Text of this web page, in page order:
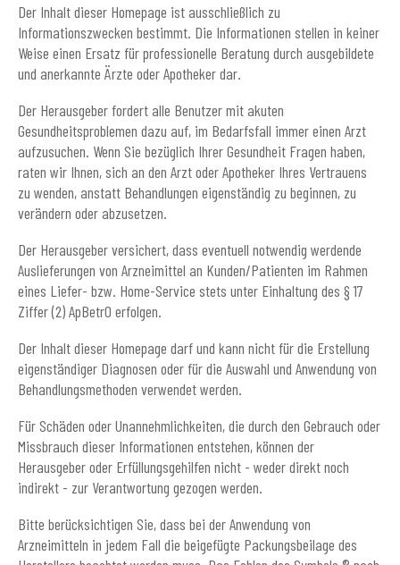
Der Inhalt dieser Homepage ist ausschließlich zu
Informationszwecken bestimmt. Die Informationen stellen in keiner
Weise einen Ersatz für professionelle Beratung durch ausgebildete
und anerkannte Ärzte oder Apotheker dar.
Der Herausgeber fordert alle Benutzer mit akuten
Gesundheitsproblemen dazu auf, im Bedarfsfall immer einen Arzt
aufzusuchen. Wenn Sie bezüglich Ihrer Gesundheit Fragen haben,
raten wir Ihnen, sich an den Arzt oder Apotheker Ihres Vertrauens
zu wenden, anstatt Behandlungen eigenständig zu beginnen, zu
verändern oder abzusetzen.
Der Herausgeber versichert, dass eventuell notwendig werdende
Auslieferungen von Arzneimittel an Kunden/Patienten im Rahmen
eines Liefer- bzw. Home-Service stets unter Einhaltung des § 17
Ziffer (2) ApBetrO erfolgen.
Der Inhalt dieser Homepage darf und kann nicht für die Erstellung
eigenständiger Diagnosen oder für die Auswahl und Anwendung von
Behandlungsmethoden verwendet werden.
Für Schäden oder Unannehmlichkeiten, die durch den Gebrauch oder
Missbrauch dieser Informationen entstehen, können der
Herausgeber oder Erfüllungsgehilfen nicht - weder direkt noch
indirekt - zur Verantwortung gezogen werden.
Bitte berücksichtigen Sie, dass bei der Anwendung von
Arzneimitteln in jedem Fall die beigefügte Packungsbeilage des